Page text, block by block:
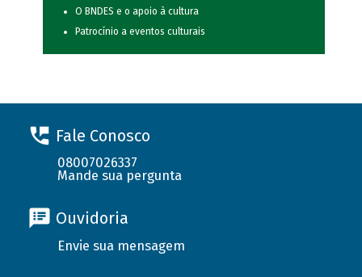
O BNDES e o apoio à cultura
Patrocínio a eventos culturais
Fale Conosco
08007026337
Mande sua pergunta
Ouvidoria
Envie sua mensagem